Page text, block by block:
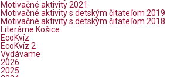
Motivačné aktivity 2021
Motivačné aktivity s detským čitateľom 2019
Motivačné aktivity s detským čitateľom 2018
Literárne Košice
EcoKvíz
EcoKvíz 2
Vydávame
2026
2025